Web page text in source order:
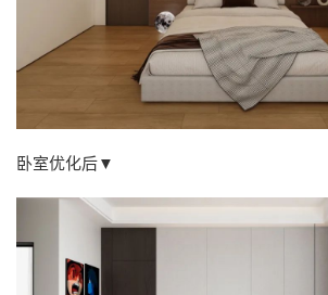
卧室优化后▼